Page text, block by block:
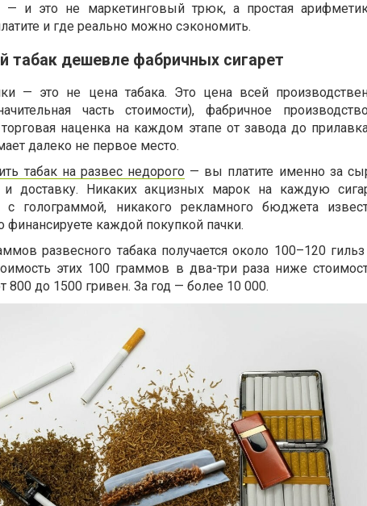
— и это не маркетинговый трюк, а простая
и где реально можно сэкономить.
табак дешевле фабричных сигарет
— это не цена табака. Это цена всей
часть стоимости), фабричное
наценка на каждом этапе от завода до
далеко не первое место.
табак на развес недорого — вы платите именно за
и доставку. Никаких акцизных марок на каждую
голограммой, никакого рекламного бюджета
каждой покупкой пачки.
развесного табака получается около 100–120
этих 100 граммов в два-три раза ниже
800 до 1500 гривен. За год — более 10 000.